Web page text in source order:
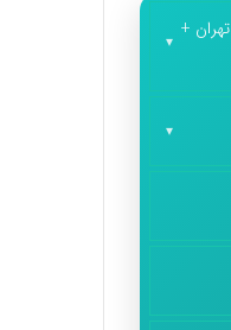
بهترین کلینیک های زیبایی در منطقه 1 تهران +